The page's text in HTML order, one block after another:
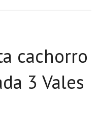
cachorro
3 Vales